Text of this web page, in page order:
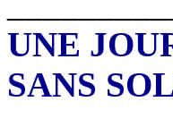
UNE
SANS